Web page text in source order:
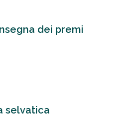
dei premi
selvatica